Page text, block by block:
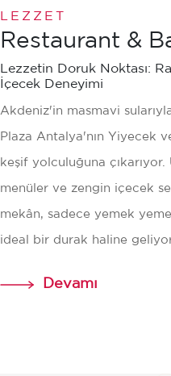
LEZZET
Restaurant &
Lezzetin Doruk Noktası:
İçecek Deneyimi
Akdeniz'in masmavi
Plaza Antalya'nın Yiyecek
keşif yolculuğuna çıkarıyor.
menüler ve zengin içecek
mekân, sadece yemek
ideal bir durak haline
Devamı